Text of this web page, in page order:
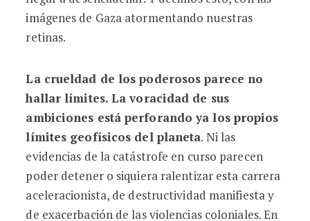
imágenes de Gaza atormentando nuestras
retinas.
La crueldad de los poderosos parece no
hallar límites. La voracidad de sus
ambiciones está perforando ya los propios
límites geofísicos del planeta. Ni las
evidencias de la catástrofe en curso parecen
poder detener o siquiera ralentizar esta carrera
aceleracionista, de destructividad manifiesta y
de exacerbación de las violencias coloniales. En